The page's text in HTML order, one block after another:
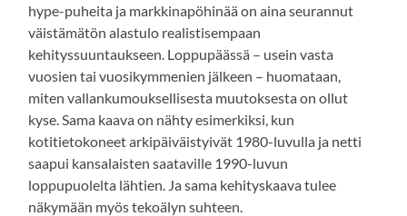
hype-puheita ja markkinapöhinää on aina seurannut
väistämätön alastulo realistisempaan
kehityssuuntaukseen. Loppupäässä – usein vasta
vuosien tai vuosikymmenien jälkeen – huomataan,
miten vallankumouksellisesta muutoksesta on ollut
kyse. Sama kaava on nähty esimerkiksi, kun
kotitietokoneet arkipäiväistyivät 1980-luvulla ja netti
saapui kansalaisten saataville 1990-luvun
loppupuolelta lähtien. Ja sama kehityskaava tulee
näkymään myös tekoälyn suhteen.